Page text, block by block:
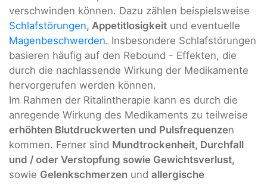
verschwinden können. Dazu zählen beispielsweise
Schlafstörungen, Appetitlosigkeit und eventuelle
Magenbeschwerden. Insbesondere Schlafstörungen
basieren häufig auf den Rebound - Effekten, die
durch die nachlassende Wirkung der Medikamente
hervorgerufen werden können.
Im Rahmen der Ritalintherapie kann es durch die
anregende Wirkung des Medikaments zu teilweise
erhöhten Blutdruckwerten und Pulsfrequenzen
kommen. Ferner sind Mundtrockenheit, Durchfall
und / oder Verstopfung sowie Gewichtsverlust,
sowie Gelenkschmerzen und allergische